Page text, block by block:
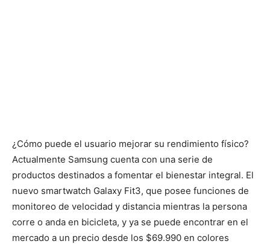
¿Cómo puede el usuario mejorar su rendimiento físico?
Actualmente Samsung cuenta con una serie de
productos destinados a fomentar el bienestar integral. El
nuevo smartwatch Galaxy Fit3, que posee funciones de
monitoreo de velocidad y distancia mientras la persona
corre o anda en bicicleta, y ya se puede encontrar en el
mercado a un precio desde los $69.990 en colores